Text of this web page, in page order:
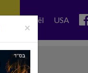
Israël USA
×